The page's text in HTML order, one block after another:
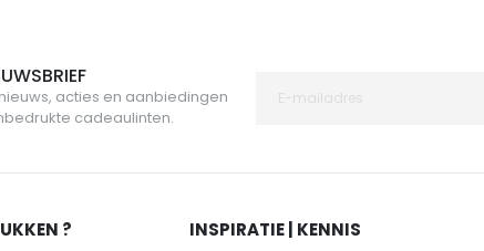
acties en aanbiedingen
cadeaulinten.
? INSPIRATIE | KENNIS